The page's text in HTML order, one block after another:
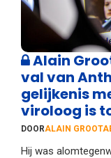
Alain
val van
gelijkenis
viroloog is
DOORALAIN
Hij was